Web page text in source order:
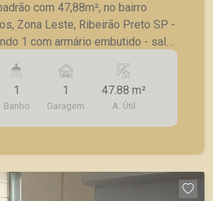
com 47,88m², no bairro
Zona Leste, Ribeirão Preto SP -
1 com armário embutido - sala
- sacada - banheiro social com
planejada - lavanderia - 1
objetivo
com agilidade e segurança,
de imóveis prontos, usados
1
Banho
1
Garagem
47.88 m²
A. Útil